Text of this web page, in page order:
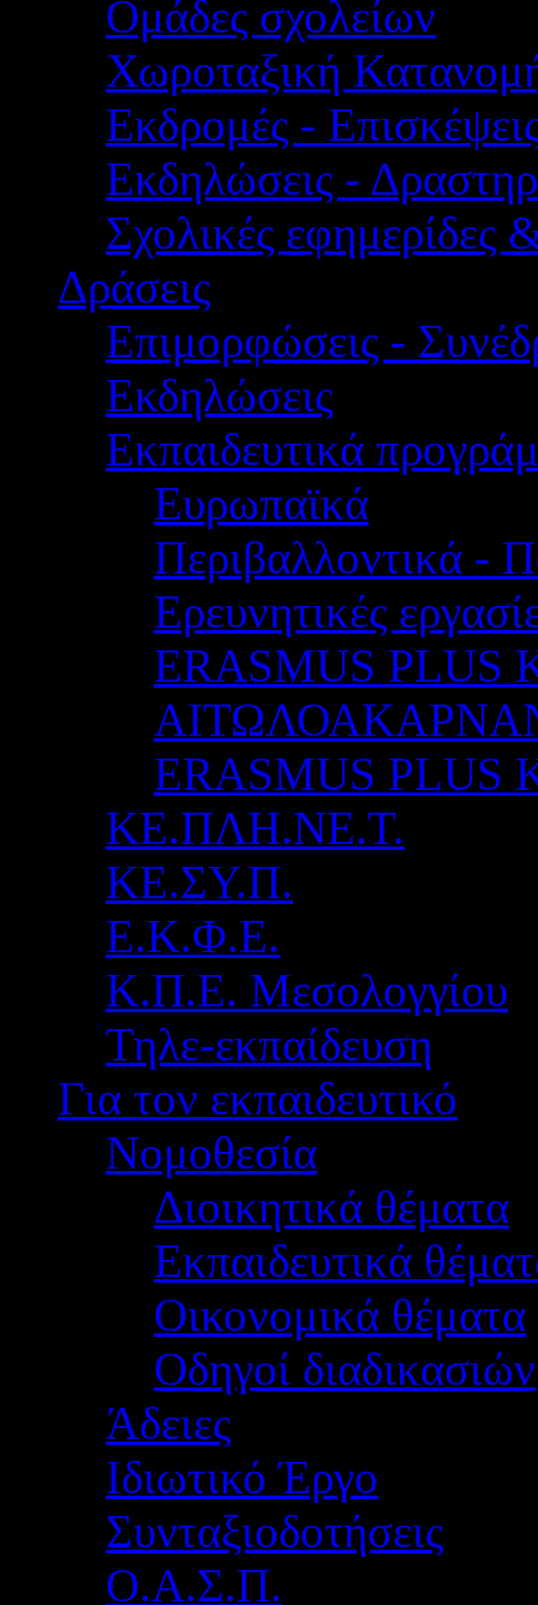
Ομάδες σχολείων
Χωροταξική
Εκδρομές -
Εκδηλώσεις -
Σχολικές εφημερίδες
Δράσεις
Επιμορφώσεις -
Εκδηλώσεις
Εκπαιδευτικά
Ευρωπαϊκά
Περιβαλλοντικά -
Ερευνητικές
ERASMUS PLUS
ERASMUS
ΚΕ.ΠΛΗ.ΝΕ.Τ.
ΚΕ.ΣΥ.Π.
Ε.Κ.Φ.Ε.
Κ.Π.Ε. Μεσολογγίου
Τηλε-εκπαίδευση
Για τον εκπαιδευτικό
Νομοθεσία
Διοικητικά θέματα
Εκπαιδευτικά
Οικονομικά θέματα
Οδηγοί διαδικασιών
Άδειες
Ιδιωτικό Έργο
Συνταξιοδοτήσεις
Ο.Α.Σ.Π.